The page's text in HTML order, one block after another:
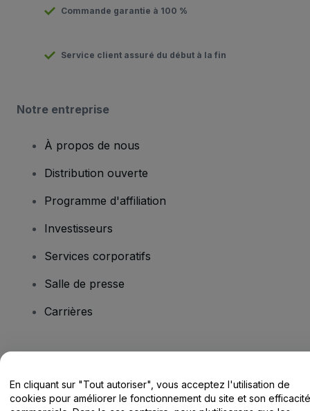
Commande garantie à 100 %
Service client assuré du début à la fin
Notre entreprise
À propos de nous
Distribution ouverte
Programme d'affiliation
Investisseurs
Services corporatifs
Salle de presse
Carrières
Centre d'assistance / Nous contacter
En cliquant sur "Tout autoriser", vous acceptez l'utilisation de
cookies pour améliorer le fonctionnement du site et son efficacité